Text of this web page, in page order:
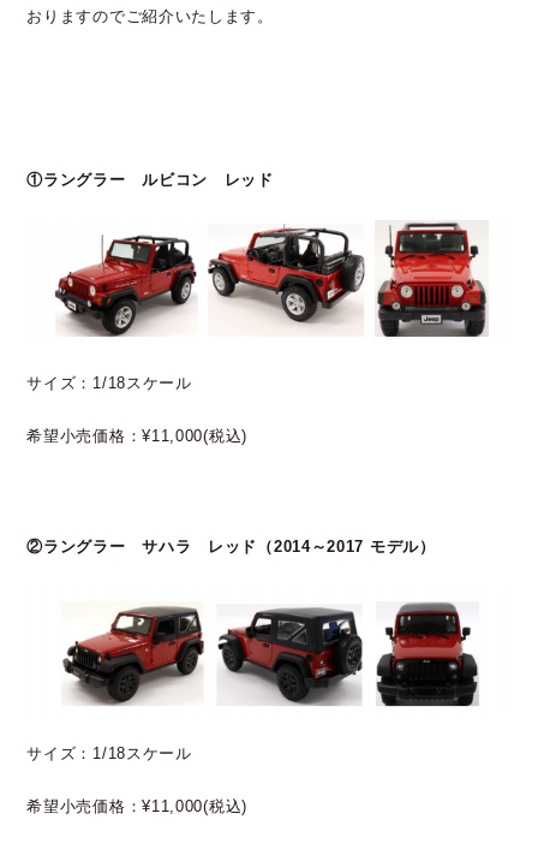
おりますのでご紹介いたします。
①ラングラー ルビコン レッド
サイズ：1/18スケール
希望小売価格：¥11,000(税込)
②ラングラー サハラ レッド（2014～2017 モデル）
サイズ：1/18スケール
希望小売価格：¥11,000(税込)